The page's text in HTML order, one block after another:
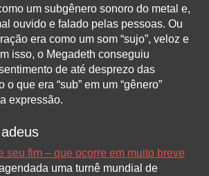
um subgênero sonoro do metal e,
ouvido e falado pelas pessoas. Ou
era como um som “sujo”, veloz e
isso, o Megadeth conseguiu
de até desprezo das
o que era “sub” em um “gênero”
expressão.
seu fim – que ocorre em muito breve
uma turnê mundial de